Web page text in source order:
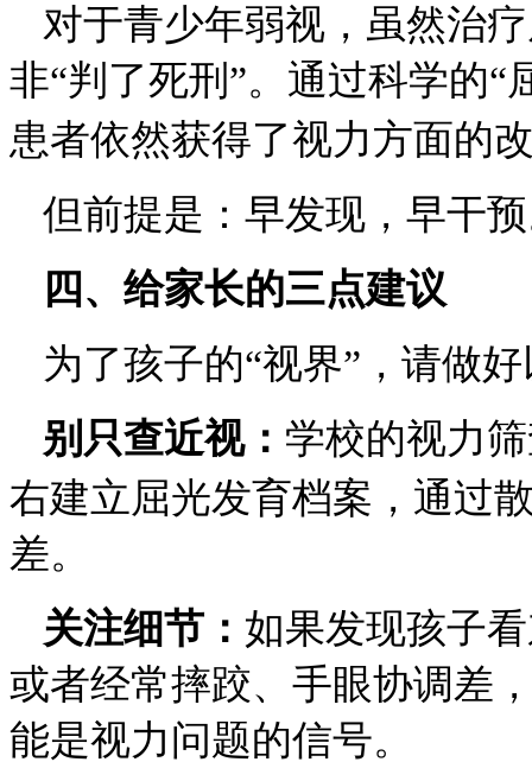
对于青少年弱视，虽然治
非“判了死刑”。通过科学的“
患者依然获得了视力方面的
但前提是：早发现，早干
四、 给家长的三点建议
为了孩子的“视界”，请做
别只查近视： 学校的视力
右建立屈光发育档案，通过
差。
关注细节： 如果发现孩子
或者经常摔跤、手眼协调差
能是视力问题的信号。